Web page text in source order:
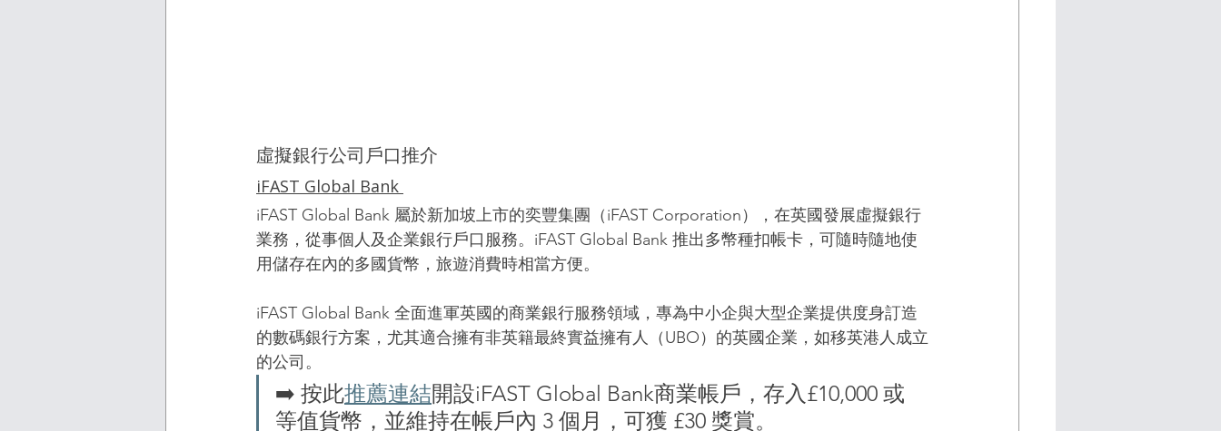
虛擬銀行公司戶口推介
iFAST Global Bank
iFAST Global Bank 屬於新加坡上市的奕豐集團（iFAST Corporation），在英國發展虛擬銀行
業務，從事個人及企業銀行戶口服務。iFAST Global Bank 推出多幣種扣帳卡 ，可隨時隨地使
⽤儲存在內的多國貨幣，旅遊消費時相當⽅便。
iFAST Global Bank 全面進軍英國的商業銀行服務領域，專為中小企與大型企業提供度身訂造
的數碼銀行方案，尤其適合擁有非英籍最終實益擁有人（UBO）的英國企業 ，如移英港人成立
的公司。
➡️ 按此推薦連結開設iFAST Global Bank商業帳戶，存入£10,000 或
等值貨幣，並維持在帳戶內 3 個月，可獲 £30 獎賞。